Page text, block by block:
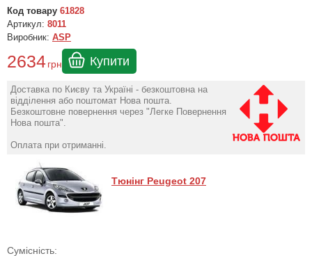
Код товару 61828
Артикул: 8011
Виробник: ASP
2634грн Купити
Доставка по Києву та Україні - безкоштовна на
відділення або поштомат Нова пошта.
Безкоштовне повернення через "Легке Повернення
Нова пошта".
Оплата при отриманні.
Тюнінг Peugeot 207
Сумісність: